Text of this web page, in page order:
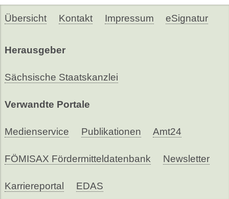
Übersicht Kontakt Impressum eSignatur
Herausgeber
Sächsische Staatskanzlei
Verwandte Portale
Medienservice Publikationen Amt24
FÖMISAX Fördermitteldatenbank Newsletter
Karriereportal EDAS